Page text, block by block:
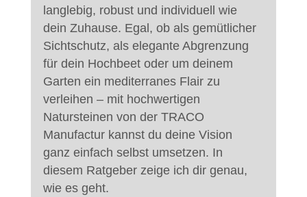
langlebig, robust und individuell wie
dein Zuhause. Egal, ob als gemütlicher
Sichtschutz, als elegante Abgrenzung
für dein Hochbeet oder um deinem
Garten ein mediterranes Flair zu
verleihen – mit hochwertigen
Natursteinen von der TRACO
Manufactur kannst du deine Vision
ganz einfach selbst umsetzen. In
diesem Ratgeber zeige ich dir genau,
wie es geht.